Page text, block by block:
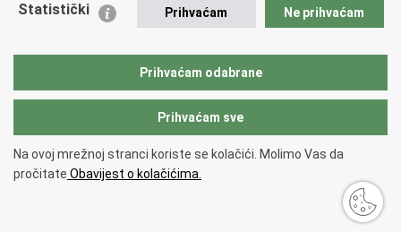
Zaklada policijske solidarnosti
Sindikati
Copyright © 2026 Ravnateljstvo policije.
pristupačnosti.
Statistički Prihvaćam Ne prihvaćam
Prihvaćam odabrane
Prihvaćam sve
Na ovoj mrežnoj stranci koriste se kolačići. Molimo Vas da
pročitate Obavijest o kolačićima.